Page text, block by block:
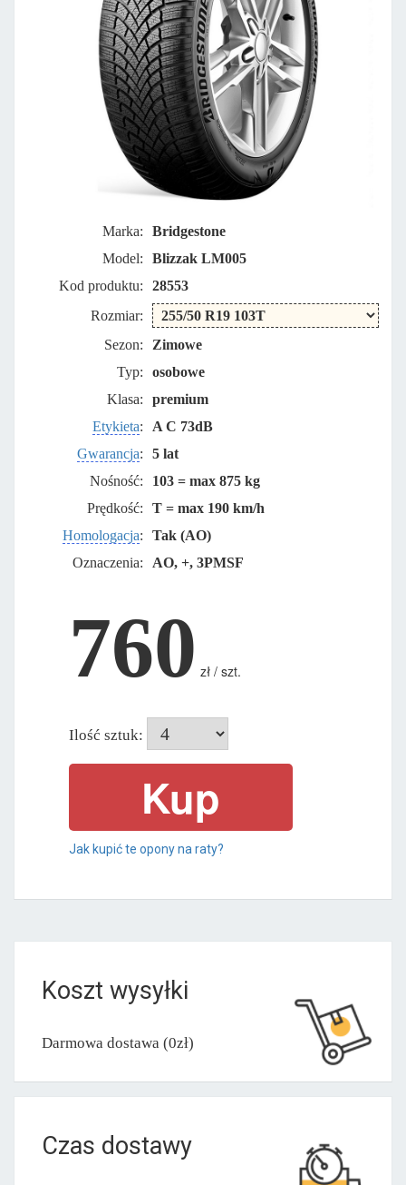
Marka:
Bridgestone
Model:
Blizzak LM005
Kod produktu:
28553
Rozmiar:
Sezon:
Zimowe
Typ:
osobowe
Klasa:
premium
Etykieta:
A C 73dB
Gwarancja:
5 lat
Nośność:
103 = max 875 kg
Prędkość:
T = max 190 km/h
Homologacja:
Tak (AO)
Oznaczenia:
AO, +, 3PMSF
760 zł / szt.
Ilość sztuk:
Jak kupić te opony na raty?
Koszt wysyłki
Darmowa dostawa (0zł)
Czas dostawy